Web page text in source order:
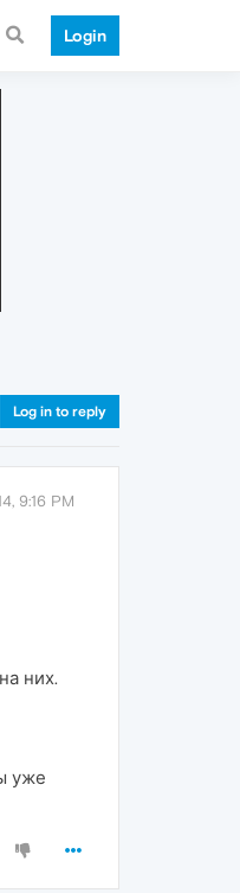
Login
Log in to reply
9:16 PM
них.
уже